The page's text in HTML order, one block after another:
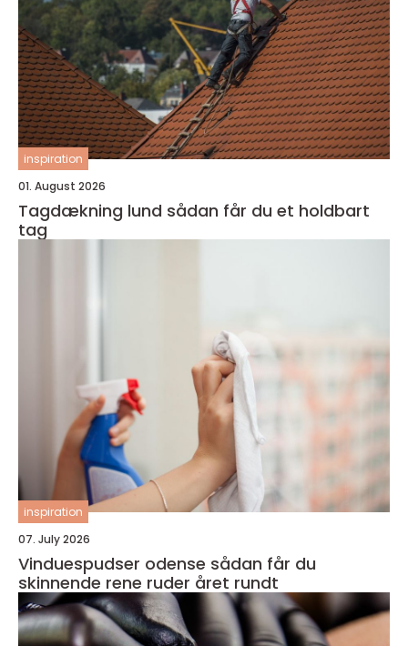
inspiration
01. August 2026
Tagdækning lund sådan får du et holdbart
tag
inspiration
07. July 2026
Vinduespudser odense sådan får du
skinnende rene ruder året rundt